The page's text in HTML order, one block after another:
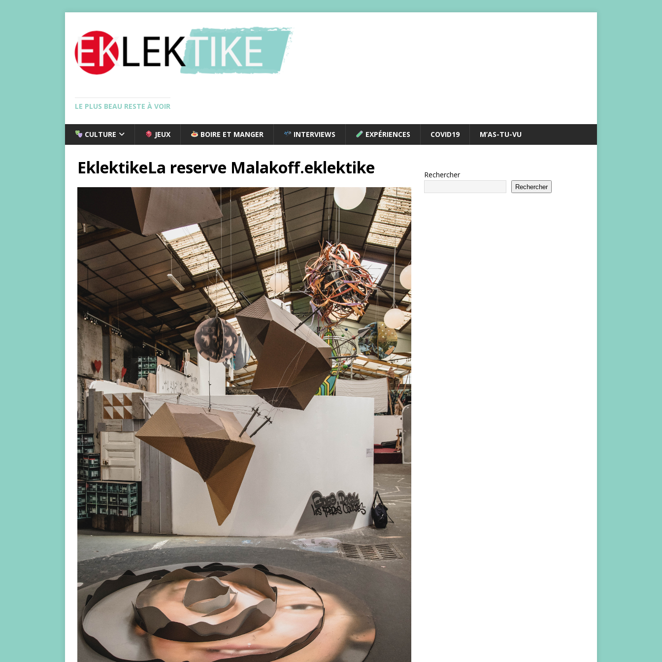
LE PLUS BEAU RESTE À VOIR
CULTURE JEUX BOIRE ET MANGER INTERVIEWS EXPÉRIENCES COVID19 M’AS-TU-VU
EklektikeLa reserve Malakoff.eklektike Rechercher
Rechercher